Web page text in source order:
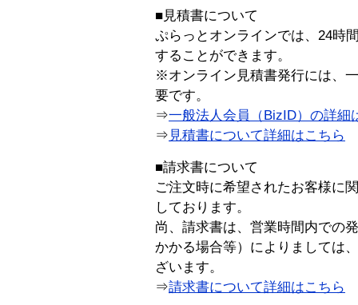
■見積書について
ぷらっとオンラインでは、24時
することができます。
※オンライン見積書発行には、
要です。
⇒一般法人会員（BizID）の詳細
⇒ 見積書について詳細はこちら
■請求書について
ご注文時に希望されたお客様に
しております。
尚、請求書は、営業時間内での
かかる場合等）によりましては
ざいます。
⇒請求書について詳細はこちら